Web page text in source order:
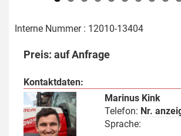
Interne Nummer : 12010-13404
Preis: auf Anfrage
Kontaktdaten:
Marinus Kink
Telefon: Nr.
Sprache: